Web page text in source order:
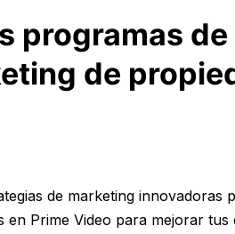
programas
de
de marketing innovadoras
Prime Video para mejorar